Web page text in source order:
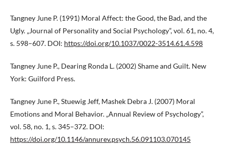
Tangney June P. (1991) Moral Affect: the Good, the Bad, and the
Ugly. „Journal of Personality and Social Psychology”, vol. 61, no. 4,
s. 598–607. DOI: https://doi.org/10.1037/0022-3514.61.4.598
Tangney June P., Dearing Ronda L. (2002) Shame and Guilt. New
York: Guilford Press.
Tangney June P., Stuewig Jeff, Mashek Debra J. (2007) Moral
Emotions and Moral Behavior. „Annual Review of Psychology”,
vol. 58, no. 1, s. 345–372. DOI:
https://doi.org/10.1146/annurev.psych.56.091103.070145